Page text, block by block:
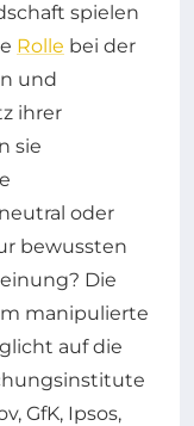
spielen
Rolle bei der
und
ihrer
sie
oder
bewussten
Die
manipulierte
auf die
GfK, Ipsos,